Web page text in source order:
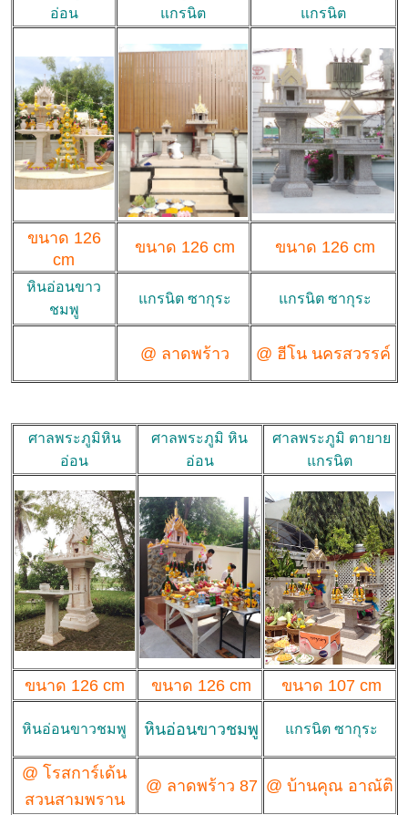
อ่อน
แกรนิต
แกรนิต
ขนาด 126
cm
ขนาด 126 cm ขนาด 126 cm
หินอ่อนขาว
ชมพู
แกรนิต ซากุระ แกรนิต ซากุระ
@ ลาดพร้าว @ ฮีโน นครสวรรค์
ศาลพระภูมิหิน
อ่อน
ศาลพระภูมิ หิน
อ่อน
ศาลพระภูมิ ตายาย
แกรนิต
ขนาด 126 cm ขนาด 126 cm ขนาด 107 cm
หินอ่อนขาวชมพู หินอ่อนขาวชมพู แกรนิต ซากุระ
@ โรสการ์เด้น
สวนสามพราน
@ ลาดพร้าว 87 @ บ้านคุณ อาณัติ